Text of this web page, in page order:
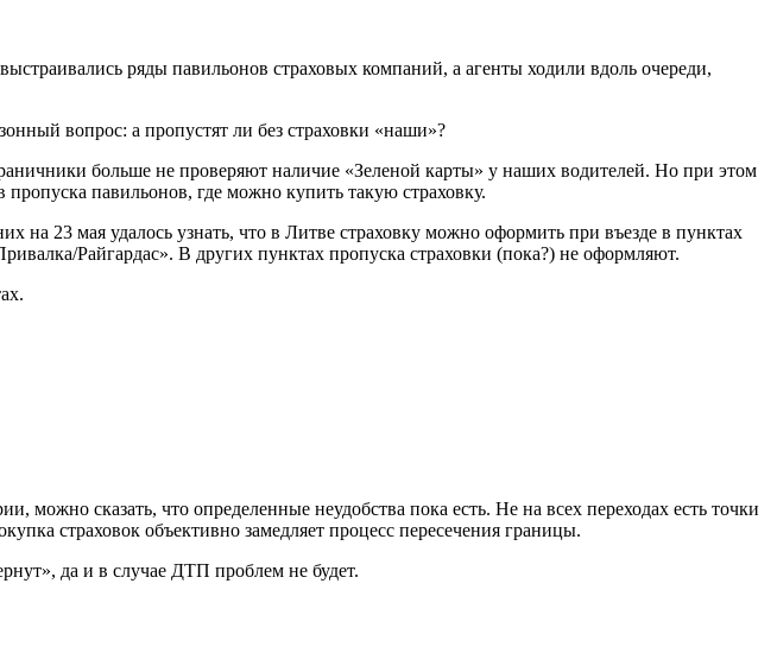
ряды павильонов страховых компаний, а агенты ходили вдоль очереди,
вопрос: а пропустят ли без страховки «наши»?
больше не проверяют наличие «Зеленой карты» у наших водителей. Но при этом
павильонов, где можно купить такую страховку.
на 23 мая удалось узнать, что в Литве страховку можно оформить при въезде в пунктах
Райгардас». В других пунктах пропуска страховки (пока?) не оформляют.
можно сказать, что определенные неудобства пока есть. Не на всех переходах есть точки
страховок объективно замедляет процесс пересечения границы.
да и в случае ДТП проблем не будет.